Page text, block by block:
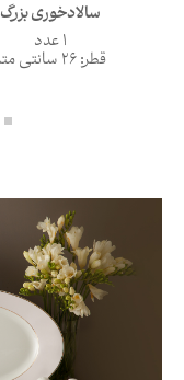
سالادخوری بزرگ
1 عدد
قطر: 26 سانتی متر